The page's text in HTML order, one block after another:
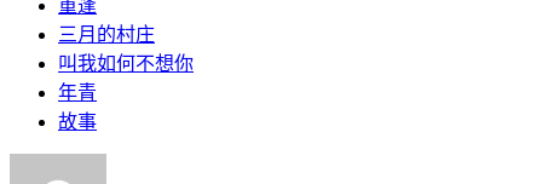
重逢
三月的村庄
叫我如何不想你
年青
故事